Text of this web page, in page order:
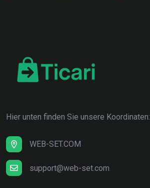
Hier unten finden Sie unsere Koordinaten:
WEB-SET.COM
support@web-set.com